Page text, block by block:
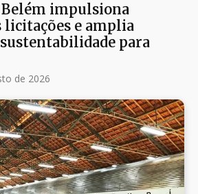
Belém impulsiona
licitações e amplia
para
de 2026